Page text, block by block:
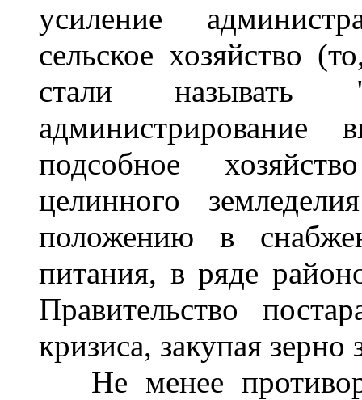
усиление
сельское хозяйство
стали называть
подсобное
целинного
положению в
питания, в ряде
Правительство
кризиса, закупая зерно
Не менее